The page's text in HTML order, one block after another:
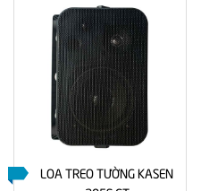
LOA TREO TƯỜNG KASEN